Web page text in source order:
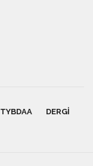
TYBDAA
DERGI